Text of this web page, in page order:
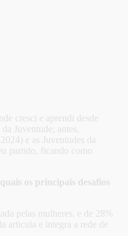
cresci e aprendi desde
Juventude; antes,
e as Juventudes da
partido, ficando como
os principais desafios
pelas mulheres, e de 28%
articula e integra a rede de